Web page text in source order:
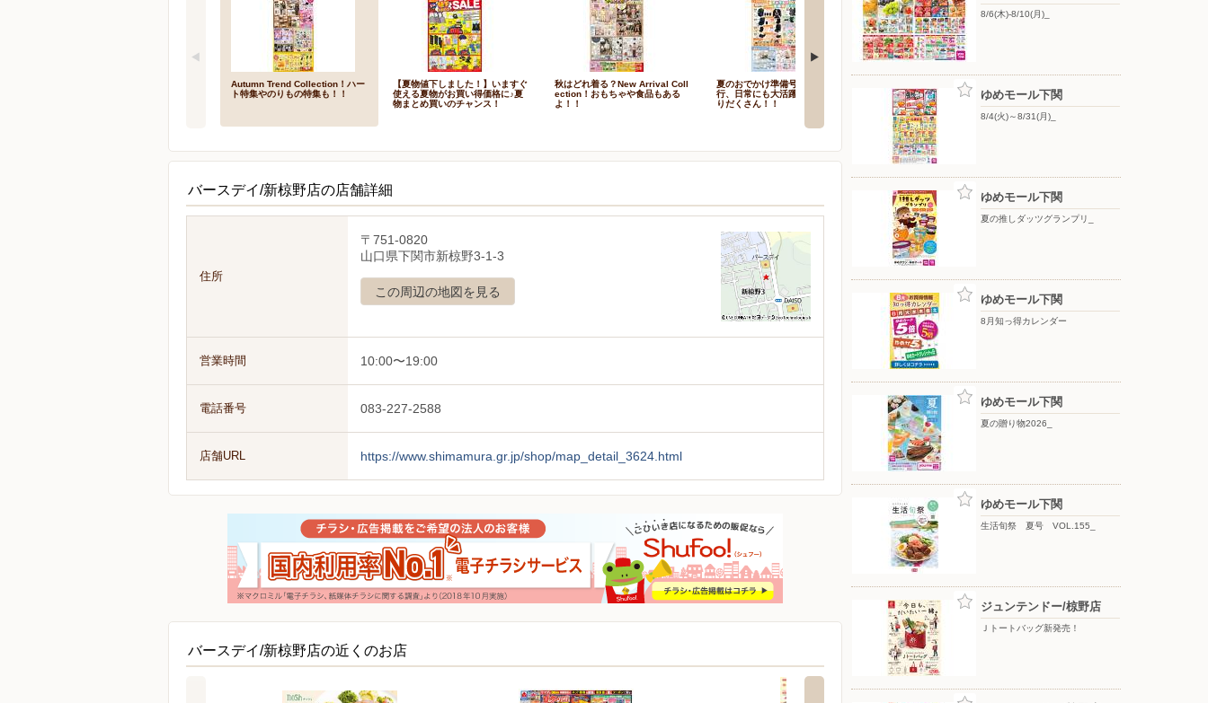
Autumn Trend Collection！ハー
ト特集やのりもの特集も！！
【夏物値下しました！】いますぐ
使える夏物がお買い得価格に♪夏
物まとめ買いのチャンス！
秋はどれ着る？New Arrival Coll
ection！おもちゃや食品もある
よ！！
夏のおでかけ準備号！帰省や旅
行、日常にも大活躍アイテムが盛
りだくさん！！
バースデイ/新椋野店の店舗詳細
住所
〒751-0820
山口県下関市新椋野3-1-3
この周辺の地図を見る
営業時間 10:00〜19:00
電話番号 083-227-2588
店舗URL https://www.shimamura.gr.jp/shop/map_detail_3624.html
バースデイ/新椋野店の近くのお店
8/6(木)-8/10(月)_
ゆめモール下関
8/4(火)～8/31(月)_
ゆめモール下関
夏の推しダッツグランプリ_
ゆめモール下関
8月知っ得カレンダー
ゆめモール下関
夏の贈り物2026_
ゆめモール下関
生活旬祭 夏号 VOL.155_
ジュンテンドー/椋野店
Ｊトートバッグ新発売！